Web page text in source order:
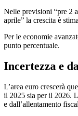
Nelle previsioni “pre 2
aprile” la crescita è
Per le economie
punto percentuale.
Incertezza e
L’area euro crescerà
il 2025 sia per il 2026.
e dall’allentamento